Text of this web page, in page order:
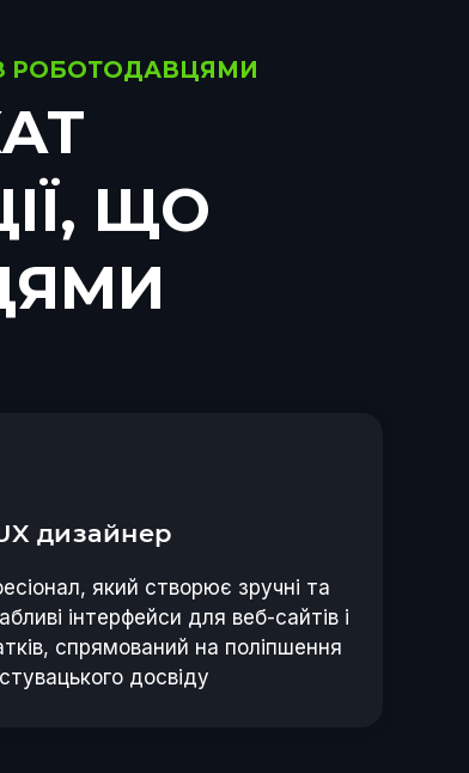
РОБОТОДАВЦЯМИ
ЩО
дизайнер
який створює зручні та
інтерфейси для веб-сайтів і
спрямований на поліпшення
досвіду